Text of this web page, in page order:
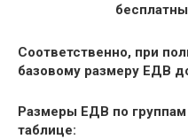
Соответственно, при
базовому размеру ЕДВ
Размеры ЕДВ по
таблице: